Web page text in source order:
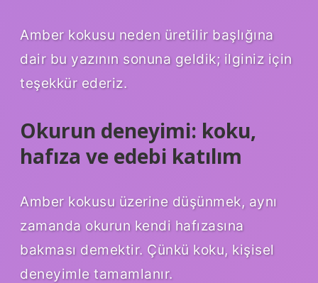
Amber kokusu neden üretilir başlığına
dair bu yazının sonuna geldik; ilginiz için
teşekkür ederiz.
Okurun deneyimi: koku,
hafıza ve edebi katılım
Amber kokusu üzerine düşünmek, aynı
zamanda okurun kendi hafızasına
bakması demektir. Çünkü koku, kişisel
deneyimle tamamlanır.